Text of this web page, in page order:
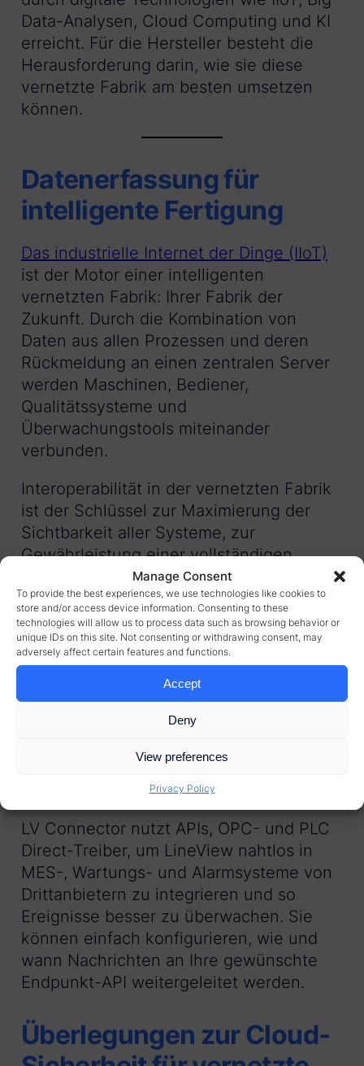
Manage Consent
To provide the best experiences, we use technologies like cookies to
store and/or access device information. Consenting to these
technologies will allow us to process data such as browsing behavior or
unique IDs on this site. Not consenting or withdrawing consent, may
adversely affect certain features and functions.
Accept
Deny
View preferences
Privacy Policy
Data-Analysen, Cloud Computing und KI
erreicht. Für die Hersteller besteht die
Herausforderung darin, wie sie diese
vernetzte Fabrik am besten umsetzen
können.
Datenerfassung für
intelligente Fertigung
Das industrielle Internet der Dinge (IIoT)
ist der Motor einer intelligenten
vernetzten Fabrik: Ihrer Fabrik der
Zukunft. Durch die Kombination von
Daten aus allen Prozessen und deren
Rückmeldung an einen zentralen Server
werden Maschinen, Bediener,
Qualitätssysteme und
Überwachungstools miteinander
verbunden.
Interoperabilität in der vernetzten Fabrik
ist der Schlüssel zur Maximierung der
Sichtbarkeit aller Systeme, zur
Gewährleistung einer vollständigen
Korrelation zwischen allen
Informationsquellen und sogar zur
Reduzierung redundanter Prozesse. Das
LineView System zur Überwachung der
Produktionslinien kann beispielsweise
über eine API mit einem Data Warehouse
verbunden werden, um Finanzberichte zu
erstellen oder stundengenaue Berichte
LV Connector nutzt APIs, OPC- und PLC
Direct-Treiber, um LineView nahtlos in
MES-, Wartungs- und Alarmsysteme von
Drittanbietern zu integrieren und so
Ereignisse besser zu überwachen. Sie
können einfach konfigurieren, wie und
wann Nachrichten an Ihre gewünschte
Endpunkt-API weitergeleitet werden.
Überlegungen zur Cloud-